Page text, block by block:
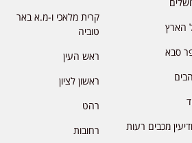
הארץ
סבא
מכבים רעות
קרית מלאכי ו-מ.א באר
טוביה
ראש העין
ראשון לציון
רהט
רחובות